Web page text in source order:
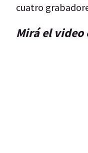
cuatro
Mirá el